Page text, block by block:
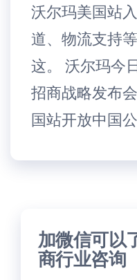
沃尔玛美国站
道、物流支持
这。 沃尔玛今
招商战略发布
国站开放中国
加微信可以
商行业咨询